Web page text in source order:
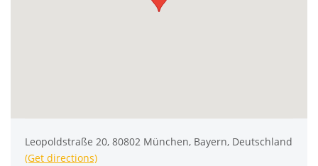
Leopoldstraße 20, 80802 München, Bayern, Deutschland
(Get directions)